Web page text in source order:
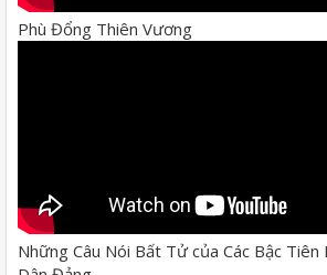
Phù Đổng Thiên Vương
Những Câu Nói Bất Tử của Các Bậc